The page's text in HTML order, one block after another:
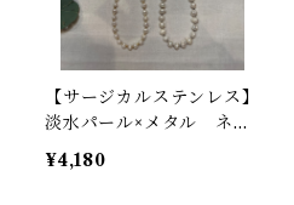
【サージカルステンレス】
淡水パール×メタル ネッ
クレス ゴールド/シルバ
ー
¥4,180